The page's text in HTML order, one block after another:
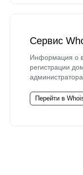
Сервис
Информация о
регистрации
администратора.
Перейти в